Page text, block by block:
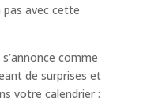
avec cette
comme
de surprises et
votre calendrier :